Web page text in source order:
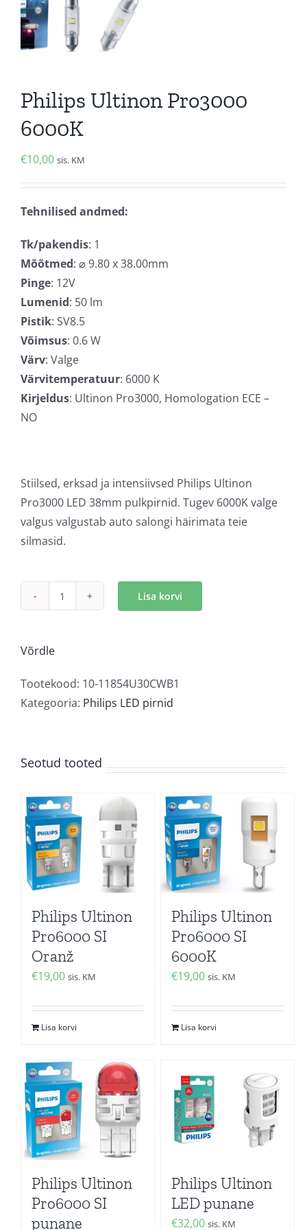
Philips Ultinon Pro3000
6000K
€10,00 sis. KM
Tehnilised andmed:
Tk/pakendis: 1
Mõõtmed: ⌀ 9.80 x 38.00mm
Pinge: 12V
Lumenid: 50 lm
Pistik: SV8.5
Võimsus: 0.6 W
Värv: Valge
Värvitemperatuur: 6000 K
Kirjeldus: Ultinon Pro3000, Homologation ECE –
NO
Stiilsed, erksad ja intensiivsed Philips Ultinon
Pro3000 LED 38mm pulkpirnid. Tugev 6000K valge
valgus valgustab auto salongi häirimata teie
silmasid.
Philips
kogus
Lisa korvi
Võrdle
Tootekood: 10-11854U30CWB1
Kategooria: Philips LED pirnid
Seotud tooted
Philips Ultinon
Pro6000 SI
Oranž
€19,00 sis. KM
Lisa korvi
Philips Ultinon
Pro6000 SI
6000K
€19,00 sis. KM
Lisa korvi
Philips Ultinon
Pro6000 SI
punane
Philips Ultinon
LED punane
€32,00 sis. KM